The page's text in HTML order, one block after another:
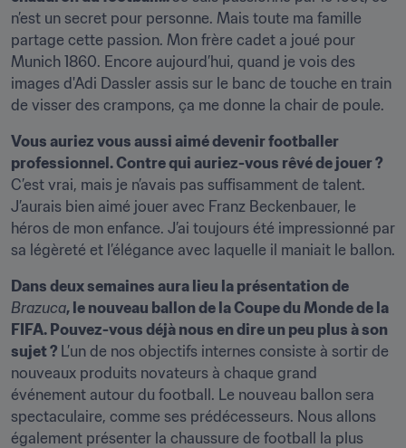
n’est un secret pour personne. Mais toute ma famille
partage cette passion. Mon frère cadet a joué pour
Munich 1860. Encore aujourd’hui, quand je vois des
images d'Adi Dassler assis sur le banc de touche en train
de visser des crampons, ça me donne la chair de poule.
Vous auriez vous aussi aimé devenir footballer
C’est vrai, mais je n’avais pas suffisamment de talent.
J’aurais bien aimé jouer avec Franz Beckenbauer, le
héros de mon enfance. J’ai toujours été impressionné par
sa légèreté et l’élégance avec laquelle il maniait le ballon.
Brazuca, le nouveau ballon de la Coupe du Monde de la
FIFA. Pouvez-vous déjà nous en dire un peu plus à son
sujet ? L’un de nos objectifs internes consiste à sortir de
nouveaux produits novateurs à chaque grand
événement autour du football. Le nouveau ballon sera
spectaculaire, comme ses prédécesseurs. Nous allons
également présenter la chaussure de football la plus